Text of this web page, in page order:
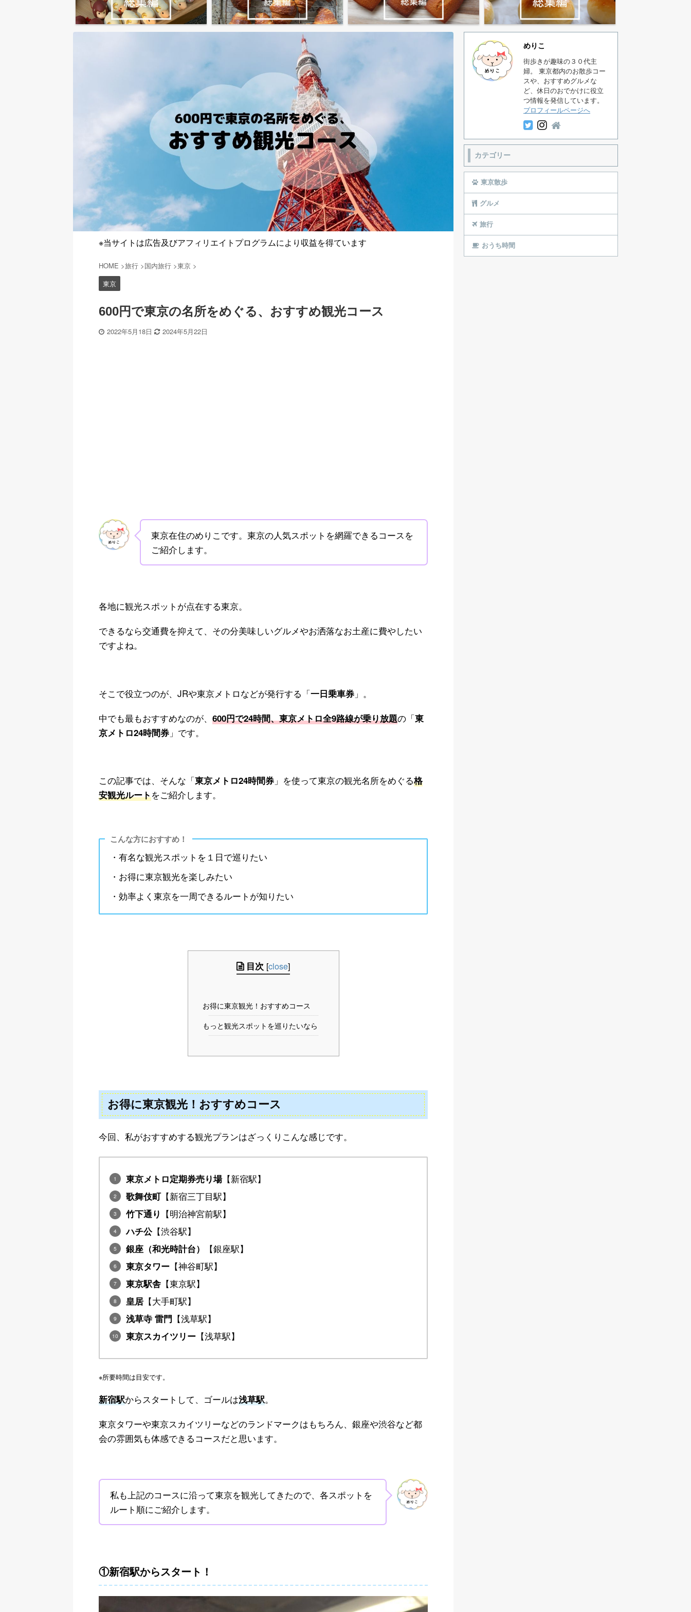
※当サイトは広告及びアフィリエイトプログラムにより収益を得ています
HOME >旅行 >国内旅行 >東京 >
東京
600円で東京の名所をめぐる、おすすめ観光コース
2022年5月18日 2024年5月22日
東京在住のめりこです。東京の人気スポットを網羅できるコースを
ご紹介します。
各地に観光スポットが点在する東京。
できるなら交通費を抑えて、その分美味しいグルメやお洒落なお土産に費やしたい
ですよね。
そこで役立つのが、JRや東京メトロなどが発行する「一日乗車券 」。
中でも最もおすすめなのが、 600円で24時間、東京メトロ全9路線が乗り放題の「東
京メトロ24時間券 」です。
この記事では、そんな「東京メトロ24時間券 」を使って東京の観光名所をめぐる格
安観光ルートをご紹介します。
こんな方におすすめ！
・有名な観光スポットを１日で巡りたい
・お得に東京観光を楽しみたい
・効率よく東京を一周できるルートが知りたい
目次 [close]
お得に東京観光！おすすめコース
もっと観光スポットを巡りたいなら
お得に東京観光！おすすめコース
今回、私がおすすめする観光プランはざっくりこんな感じです。
東京メトロ定期券売り場【新宿駅】
歌舞伎町【新宿三丁目駅】
竹下通り 【明治神宮前駅】
ハチ公【渋谷駅】
銀座（和光時計台） 【銀座駅】
東京タワー 【神谷町駅】
東京駅舎 【東京駅】
皇居 【大手町駅】
浅草寺 雷門 【浅草駅】
東京スカイツリー 【浅草駅】
※所要時間は目安です。
新宿駅からスタートして、ゴールは浅草駅。
東京タワーや東京スカイツリーなどのランドマークはもちろん、銀座や渋谷など都
会の雰囲気も体感できるコースだと思います。
私も上記のコースに沿って東京を観光してきたので、各スポットを
ルート順にご紹介します。
①新宿駅からスタート！
めりこ
街歩きが趣味の３０代主
婦。 東京都内のお散歩コー
スや、おすすめグルメな
ど、休日のおでかけに役立
つ情報を発信しています。
プロフィールページへ
カテゴリー
東京散歩
グルメ
旅行
おうち時間